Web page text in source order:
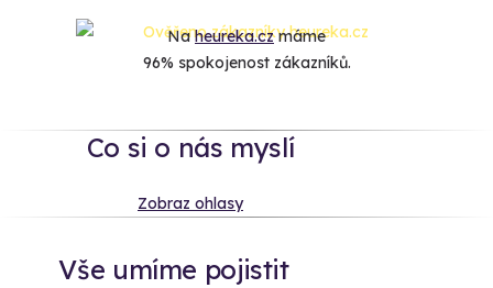
Naheureka.czmáme
96% spokojenost zákazníků.
Co si o nás myslí
Zobraz ohlasy
Vše umíme pojistit